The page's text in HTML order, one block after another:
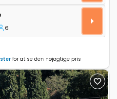
6
for at se den nøjagtige pris